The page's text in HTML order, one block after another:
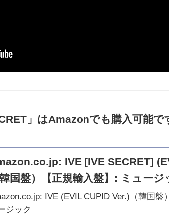
」はAmazonでも購入可能で
IVE [IVE SECRET]
韓国盤）【正規輸入盤】: ミュージ
IVE (EVIL CUPID Ver.)（韓国盤
ジック